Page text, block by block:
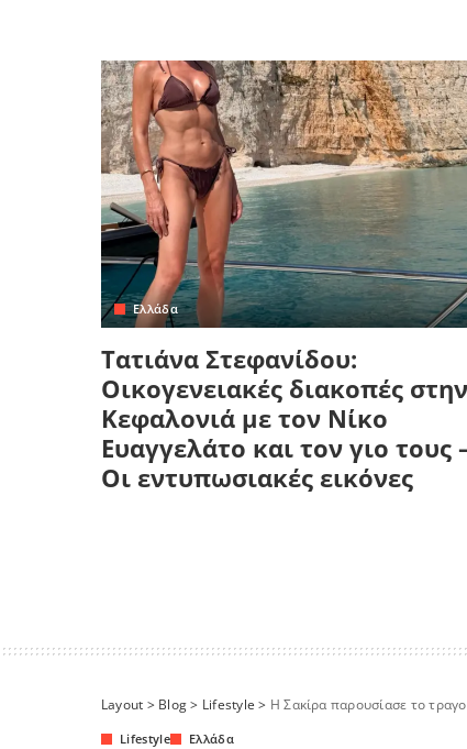
Ελλάδα
Τατιάνα Στεφανίδου:
Οικογενειακές διακοπές στην
Κεφαλονιά με τον Νίκο
Ευαγγελάτο και τον γιο τους
Οι εντυπωσιακές εικόνες
Layout > Blog> Lifestyle > Η Σακίρα παρουσίασε το
Lifestyle Ελλάδα